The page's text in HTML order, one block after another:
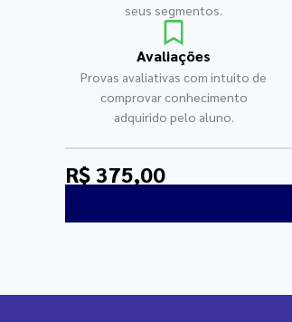
seus segmentos.
Avaliações
Provas avaliativas com intuito de
comprovar conhecimento
adquirido pelo aluno.
R$ 375,00